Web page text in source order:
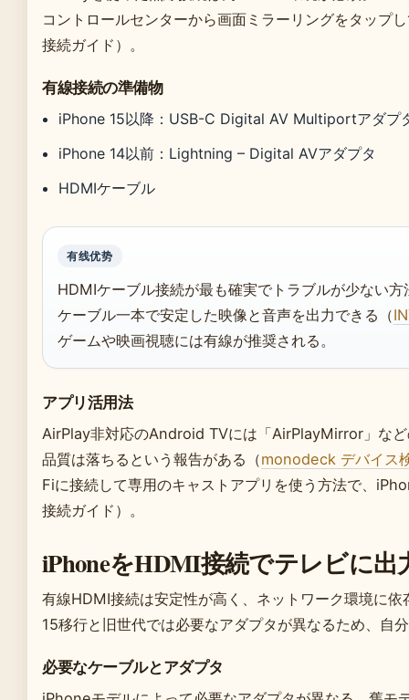
コントロールセンターから画面ミラーリングをタップ
接続ガイド）。
有線接続の準備物
iPhone 15以降：USB-C Digital AV Multiportアダプ
iPhone 14以前：Lightning – Digital AVアダプタ
HDMIケーブル
有线优势
HDMIケーブル接続が最も確実でトラブルが少ない方
ケーブル一本で安定した映像と音声を出力できる（
ゲームや映画視聴には有線が推奨される。
アプリ活用法
AirPlay非対応のAndroid TVには「AirPlayMirror」な
品質は落ちるという報告がある（monodeck デバイス
Fiに接続して専用のキャストアプリを使う方法で、
接続ガイド）。
iPhoneをHDMI接続でテレビに出
有線HDMI接続は安定性が高く、ネットワーク環境に
15移行と旧世代では必要なアダプタが異なるため、自
必要なケーブルとアダプタ